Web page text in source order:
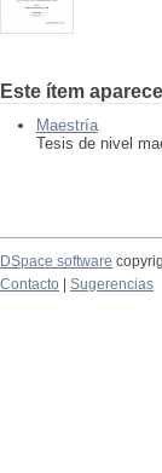
Este ítem
Maestría
Tesis de nivel
DSpace software
Contacto
Sugerencias